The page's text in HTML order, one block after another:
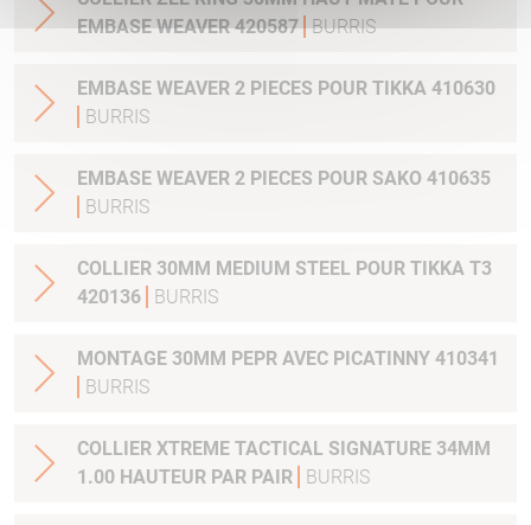
EMBASE WEAVER 420587 BURRIS
EMBASE WEAVER 2 PIECES POUR TIKKA 410630
BURRIS
EMBASE WEAVER 2 PIECES POUR SAKO 410635
BURRIS
COLLIER 30MM MEDIUM STEEL POUR TIKKA T3
420136
BURRIS
MONTAGE 30MM PEPR AVEC PICATINNY 410341
BURRIS
COLLIER XTREME TACTICAL SIGNATURE 34MM
1.00 HAUTEUR PAR PAIR
BURRIS